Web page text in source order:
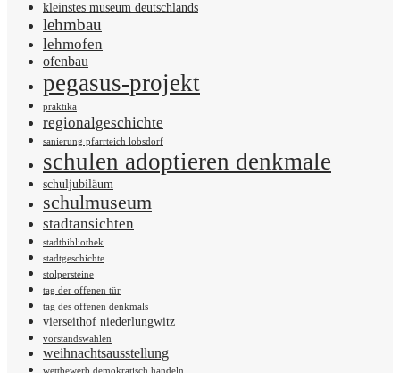
kleinstes museum deutschlands
lehmbau
lehmofen
ofenbau
pegasus-projekt
praktika
regionalgeschichte
sanierung pfarrteich lobsdorf
schulen adoptieren denkmale
schuljubiläum
schulmuseum
stadtansichten
stadtbibliothek
stadtgeschichte
stolpersteine
tag der offenen tür
tag des offenen denkmals
vierseithof niederlungwitz
vorstandswahlen
weihnachtsausstellung
wettbewerb demokratisch handeln